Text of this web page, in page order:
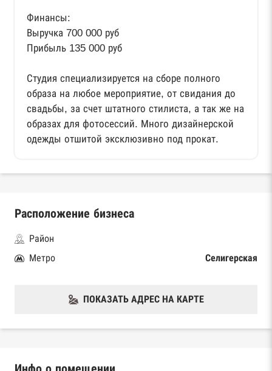
Финансы:
Выручка 700 000 руб
Прибыль 135 000 руб
Студия специализируется на сборе полного
образа на любое мероприятие, от свидания до
свадьбы, за счет штатного стилиста, а так же на
образах для фотосессий. Много дизайнерской
одежды отшитой эксклюзивно под прокат.
Расположение бизнеса
Район
Метро
Селигерская
ПОКАЗАТЬ АДРЕС НА КАРТЕ